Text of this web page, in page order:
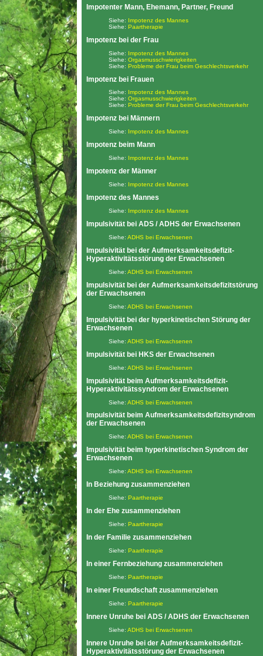
Impotenter Mann, Ehemann, Partner, Freund
Siehe: Impotenz des Mannes
Siehe: Paartherapie
Impotenz bei der Frau
Siehe: Impotenz des Mannes
Siehe: Orgasmusschwierigkeiten
Siehe: Probleme der Frau beim Geschlechtsverkehr
Impotenz bei Frauen
Siehe:
Impotenz des Mannes
Siehe: Orgasmusschwierigkeiten
Siehe: Probleme der Frau beim Geschlechtsverkehr
Impotenz bei Männern
Siehe: Impotenz des Mannes
Impotenz beim Mann
Siehe: Impotenz des Mannes
Impotenz der Männer
Siehe: Impotenz des Mannes
Impotenz des Mannes
Siehe: Impotenz des Mannes
Impulsivität bei ADS / ADHS der Erwachsenen
Siehe: ADHS bei Erwachsenen
Impulsivität bei der Aufmerksamkeitsdefizit-
Hyperaktivitätsstörung der Erwachsenen
Siehe: ADHS bei Erwachsenen
Impulsivität bei der Aufmerksamkeitsdefizitstörung
der Erwachsenen
Siehe: ADHS bei Erwachsenen
Impulsivität bei der hyperkinetischen Störung der
Erwachsenen
Siehe: ADHS bei Erwachsenen
Impulsivität bei HKS der Erwachsenen
Siehe: ADHS bei Erwachsenen
Impulsivität beim Aufmerksamkeitsdefizit-
Hyperaktivitätssyndrom der Erwachsenen
Siehe: ADHS bei Erwachsenen
Impulsivität beim Aufmerksamkeitsdefizitsyndrom
der Erwachsenen
Siehe: ADHS bei Erwachsenen
Impulsivität beim hyperkinetischen Syndrom der
Erwachsenen
Siehe: ADHS bei Erwachsenen
In Beziehung zusammenziehen
Siehe: Paartherapie
In der Ehe zusammenziehen
Siehe: Paartherapie
In der Familie zusammenziehen
Siehe: Paartherapie
In einer Fernbeziehung zusammenziehen
Siehe: Paartherapie
In einer Freundschaft zusammenziehen
Siehe: Paartherapie
Innere Unruhe bei ADS / ADHS der Erwachsenen
Siehe: ADHS bei Erwachsenen
Innere Unruhe bei der Aufmerksamkeitsdefizit-
Hyperaktivitätsstörung der Erwachsenen